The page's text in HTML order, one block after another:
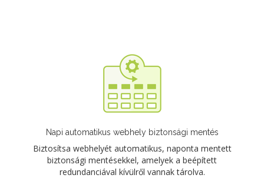
Napi automatikus webhely biztonsági mentés
Biztosítsa webhelyét automatikus, naponta mentett
biztonsági mentésekkel, amelyek a beépített
redundanciával kívülről vannak tárolva.